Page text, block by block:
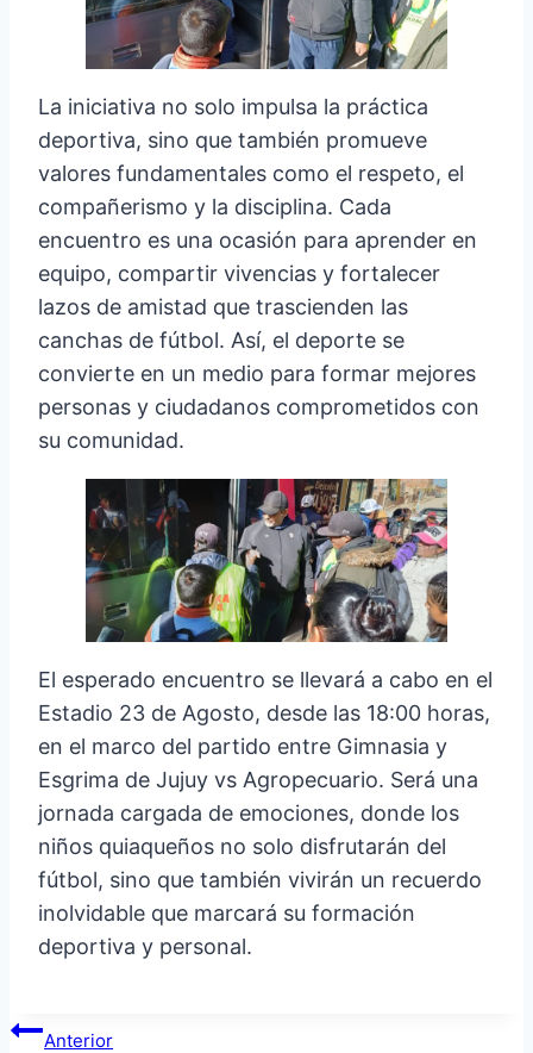
La iniciativa no solo impulsa la práctica
deportiva, sino que también promueve
valores fundamentales como el respeto, el
compañerismo y la disciplina. Cada
encuentro es una ocasión para aprender en
equipo, compartir vivencias y fortalecer
lazos de amistad que trascienden las
canchas de fútbol. Así, el deporte se
convierte en un medio para formar mejores
personas y ciudadanos comprometidos con
su comunidad.
El esperado encuentro se llevará a cabo en el
Estadio 23 de Agosto, desde las 18:00 horas,
en el marco del partido entre Gimnasia y
Esgrima de Jujuy vs Agropecuario. Será una
jornada cargada de emociones, donde los
niños quiaqueños no solo disfrutarán del
fútbol, sino que también vivirán un recuerdo
inolvidable que marcará su formación
deportiva y personal.
Navegación
Anterior